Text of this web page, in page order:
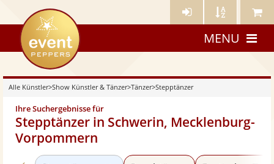
Künstler- Künstler Meine
eventpeppers
MENU
Alle Künstler>Show Künstler & Tänzer>Tänzer>Stepptänzer
Ihre Suchergebnisse für
Stepptänzer in Schwerin, Mecklenburg-
Vorpommern